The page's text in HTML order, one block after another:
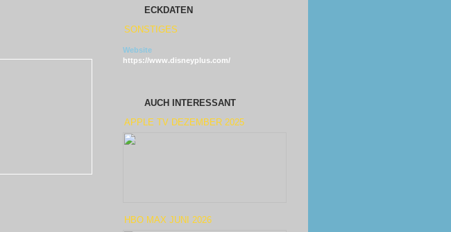
ECKDATEN
SONSTIGES
Website
https://www.disneyplus.com/
AUCH INTERESSANT
APPLE TV DEZEMBER 2025
HBO MAX JUNI 2026